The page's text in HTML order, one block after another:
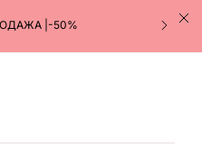
|-50%